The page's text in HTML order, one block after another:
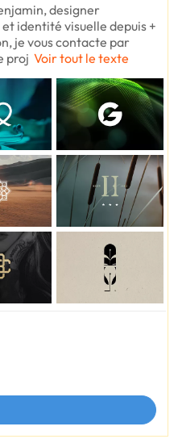
designer
identité visuelle depuis +
je vous contacte par
proj Voir tout le texte